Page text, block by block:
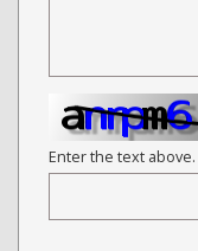
Enter the text above.